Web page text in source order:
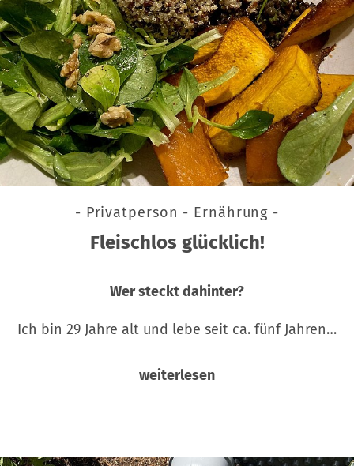
- Privatperson - Ernährung -
Fleischlos glücklich!
Wer steckt dahinter?
Ich bin 29 Jahre alt und lebe seit ca. fünf Jahren…
weiterlesen